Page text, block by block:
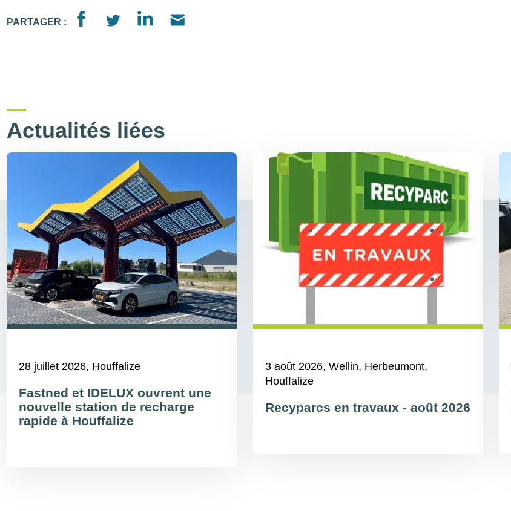
PARTAGER :
Actualités liées
28 juillet 2026, Houffalize
Fastned et IDELUX ouvrent une
nouvelle station de recharge
rapide à Houffalize
3 août 2026, Wellin, Herbeumont,
Houffalize
Recyparcs en travaux - août 2026